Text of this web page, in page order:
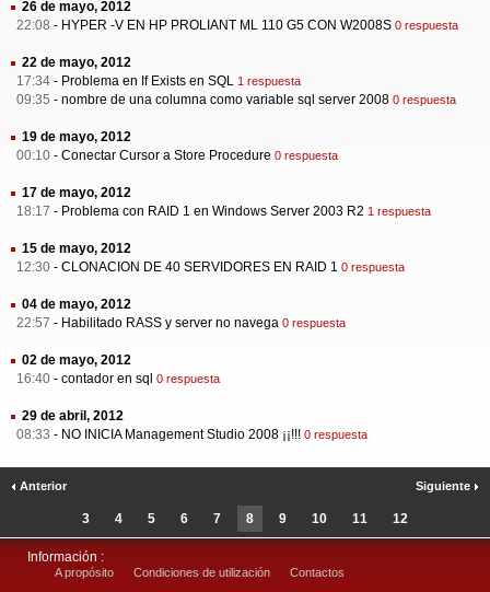
26 de mayo, 2012
22:08 - HYPER -V EN HP PROLIANT ML 110 G5 CON W2008S 0 respuesta
22 de mayo, 2012
17:34 - Problema en If Exists en SQL 1 respuesta
09:35 - nombre de una columna como variable sql server 2008 0 respuesta
19 de mayo, 2012
00:10 - Conectar Cursor a Store Procedure 0 respuesta
17 de mayo, 2012
18:17 - Problema con RAID 1 en Windows Server 2003 R2 1 respuesta
15 de mayo, 2012
12:30 - CLONACION DE 40 SERVIDORES EN RAID 1 0 respuesta
04 de mayo, 2012
22:57 - Habilitado RASS y server no navega 0 respuesta
02 de mayo, 2012
16:40 - contador en sql 0 respuesta
29 de abril, 2012
08:33 - NO INICIA Management Studio 2008 ¡¡!!! 0 respuesta
Anterior
3 4 5 6 7 8 9 10 11 12
Siguiente
Información :
A propósito Condiciones de utilización Contactos